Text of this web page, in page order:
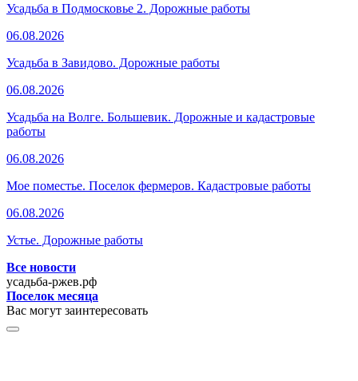
Усадьба в Подмосковье 2. Дорожные работы
06.08.2026
Усадьба в Завидово. Дорожные работы
06.08.2026
Усадьба на Волге. Большевик. Дорожные и кадастровые
работы
06.08.2026
Мое поместье. Поселок фермеров. Кадастровые работы
06.08.2026
Устье. Дорожные работы
Все новости
усадьба-ржев.рф
Поселок месяца
Вас могут заинтересовать